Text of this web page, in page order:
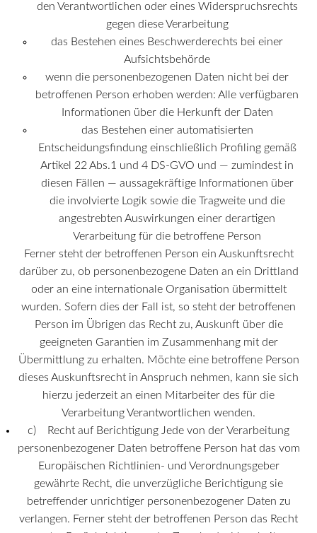
den Verantwortlichen oder eines Widerspruchsrechts
gegen diese Verarbeitung
das Bestehen eines Beschwerderechts bei einer
Aufsichtsbehörde
wenn die personenbezogenen Daten nicht bei der
betroffenen Person erhoben werden: Alle verfügbaren
Informationen über die Herkunft der Daten
das Bestehen einer automatisierten
Entscheidungsfindung einschließlich Profiling gemäß
Artikel 22 Abs.1 und 4 DS-GVO und — zumindest in
diesen Fällen — aussagekräftige Informationen über
die involvierte Logik sowie die Tragweite und die
angestrebten Auswirkungen einer derartigen
Verarbeitung für die betroffene Person
Ferner steht der betroffenen Person ein Auskunftsrecht
darüber zu, ob personenbezogene Daten an ein Drittland
oder an eine internationale Organisation übermittelt
wurden. Sofern dies der Fall ist, so steht der betroffenen
Person im Übrigen das Recht zu, Auskunft über die
geeigneten Garantien im Zusammenhang mit der
Übermittlung zu erhalten. Möchte eine betroffene Person
dieses Auskunftsrecht in Anspruch nehmen, kann sie sich
hierzu jederzeit an einen Mitarbeiter des für die
Verarbeitung Verantwortlichen wenden.
c) Recht auf Berichtigung Jede von der Verarbeitung
personenbezogener Daten betroffene Person hat das vom
Europäischen Richtlinien- und Verordnungsgeber
gewährte Recht, die unverzügliche Berichtigung sie
betreffender unrichtiger personenbezogener Daten zu
verlangen. Ferner steht der betroffenen Person das Recht